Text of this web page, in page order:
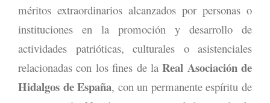
méritos extraordinarios alcanzados por personas o
instituciones en la promoción y desarrollo de
actividades patrióticas, culturales o asistenciales
relacionadas con los fines de laReal Asociación de
Hidalgos de España, con un permanente espíritu de